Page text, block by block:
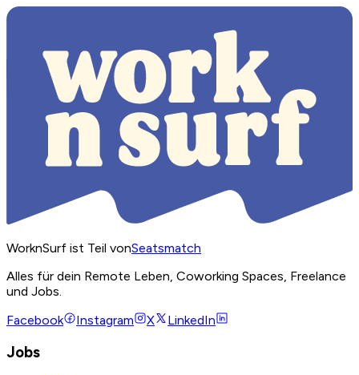
WorknSurf ist Teil vonSeatsmatch
Alles für dein Remote Leben, Coworking Spaces, Freelance
und Jobs.
Facebook
Instagram X LinkedIn
Jobs